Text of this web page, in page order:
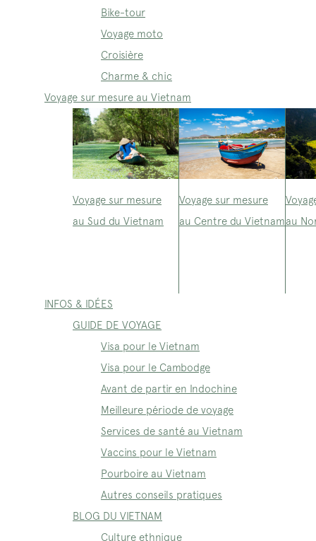
Bike-tour
Voyage moto
Croisière
Charme & chic
Voyage sur mesure au Vietnam
Voyage sur mesure
au Sud du Vietnam
Voyage sur mesure
au Centre du Vietnamau
INFOS & IDÉES
GUIDE DE VOYAGE
Visa pour le Vietnam
Visa pour le Cambodge
Avant de partir en Indochine
Meilleure période de voyage
Services de santé au Vietnam
Vaccins pour le Vietnam
Pourboire au Vietnam
Autres conseils pratiques
BLOG DU VIETNAM
Culture ethnique